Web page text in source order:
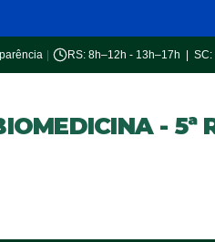
| RS: 8h–12h - 13h–17h | SC:
- 5ª